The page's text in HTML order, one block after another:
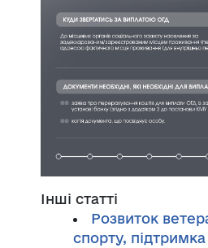
Інші статті
Розвиток
спорту, підтримка